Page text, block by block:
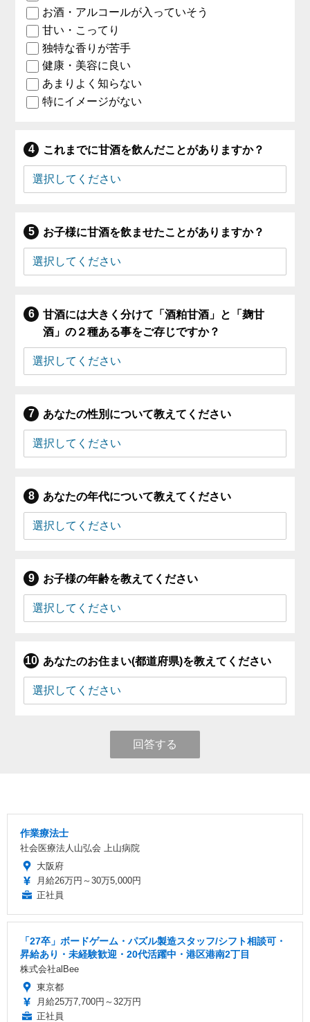
お酒・アルコールが入っていそう
甘い・こってり
独特な香りが苦手
健康・美容に良い
あまりよく知らない
特にイメージがない
これまでに甘酒を飲んだことがありますか？
お子様に甘酒を飲ませたことがありますか？
甘酒には大きく分けて「酒粕甘酒」と「麹甘
酒」の２種ある事をご存じですか？
あなたの性別について教えてください
あなたの年代について教えてください
お子様の年齢を教えてください
あなたのお住まい(都道府県)を教えてください
回答する
作業療法士
社会医療法人山弘会 上山病院
大阪府
月給26万円～30万5,000円
正社員
「27卒」ボードゲーム・パズル製造スタッフ/シフト相談可・
昇給あり・未経験歓迎・20代活躍中・港区港南2丁目
株式会社alBee
東京都
月給25万7,700円～32万円
正社員